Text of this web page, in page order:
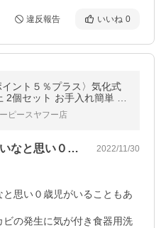
違反報告 いいね 0
イント５％プラス〉気化式
2個セット お手入れ簡単 お
オフィス 上部吸水
ピースヤフー店
電源不要で静かなのがいいなと思い０歳児… 2022/11/30
思い０歳児がいることもあ
の発生に気が付き食器用洗